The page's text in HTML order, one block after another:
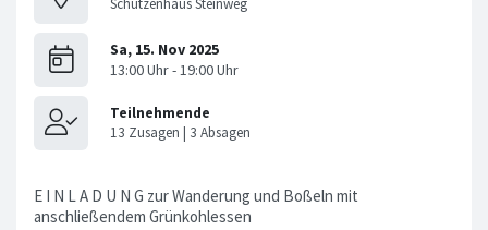
Schützenhaus Steinweg
E I N L A D U N G zur Wanderung und Boßeln mit
anschließendem Grünkohlessen